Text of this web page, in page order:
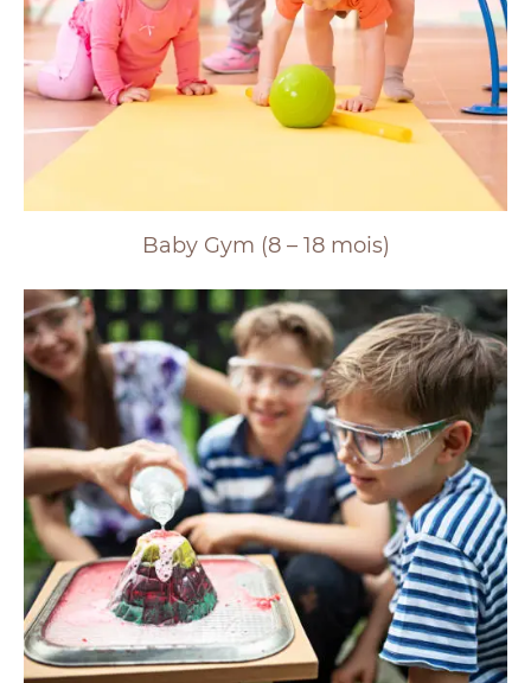
Baby Gym (8 – 18 mois)